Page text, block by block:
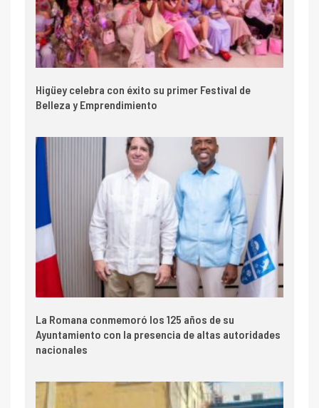
Higüey celebra con éxito su primer Festival de
Belleza y Emprendimiento
La Romana conmemoró los 125 años de su
Ayuntamiento con la presencia de altas autoridades
nacionales